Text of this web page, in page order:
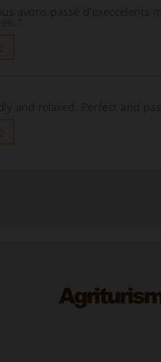
avons passé
”
and relaxed. Perfect and